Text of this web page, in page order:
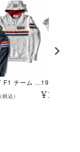
1986 ホンダ F1 チーム フーディ
(税込) ¥13,640